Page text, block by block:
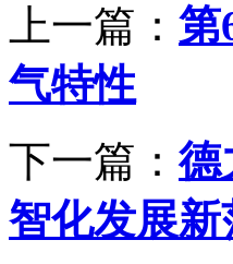
上一篇：
气特性
下一篇：德
智化发展新